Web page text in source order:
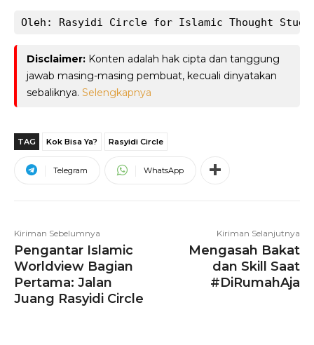
Oleh: Rasyidi Circle for Islamic Thought
Disclaimer: Konten adalah hak cipta dan tanggung
jawab masing-masing pembuat, kecuali dinyatakan
sebaliknya. Selengkapnya
TAG Kok Bisa Ya? Rasyidi Circle
Telegram WhatsApp
Kiriman Sebelumnya
Pengantar Islamic
Worldview Bagian
Pertama: Jalan
Juang Rasyidi Circle
Kiriman Selanjutnya
Mengasah Bakat
dan Skill Saat
#DiRumahAja